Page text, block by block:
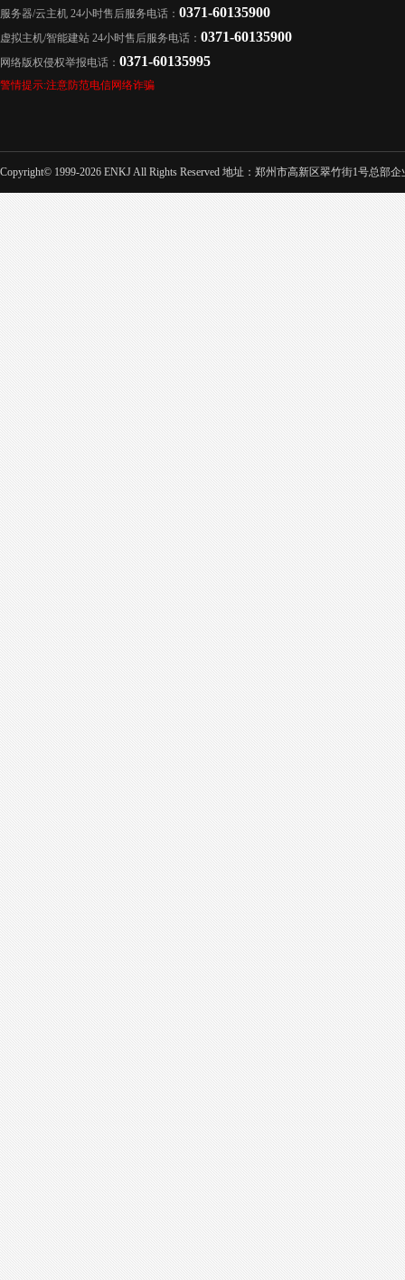
服务器/云主机 24小时售后服务电话： 0371-60135900
虚拟主机/智能建站 24小时售后服务电话： 0371-60135900
网络版权侵权举报电话： 0371-60135995
警情提示:注意防范电信网络诈骗
Copyright© 1999-2026 ENKJ All Rights Reserved 地址：郑州市高新区翠竹街1号